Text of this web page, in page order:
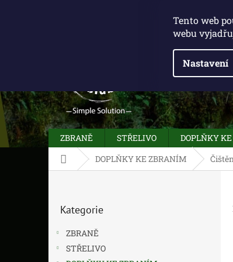
Tento web
webu
Nastavení
ZBRANĚ STŘELIVO DOPLŇKY
Domů DOPLŇKY KE ZBRANÍM
kategorie
Kategorie
ZBRANĚ
STŘELIVO